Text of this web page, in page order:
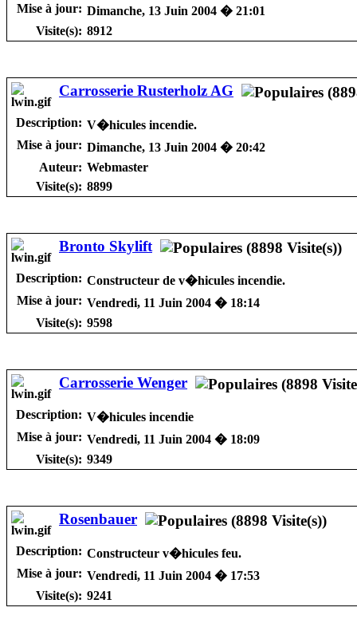
Mise à jour: Dimanche, 13 Juin 2004 � 21:01
Visite(s): 8912
Carrosserie Rusterholz AG
Description: V�hicules incendie.
Mise à jour: Dimanche, 13 Juin 2004 � 20:42
Auteur: Webmaster
Visite(s): 8899
Bronto Skylift
Description: Constructeur de v�hicules incendie.
Mise à jour: Vendredi, 11 Juin 2004 � 18:14
Visite(s): 9598
Carrosserie Wenger
Description: V�hicules incendie
Mise à jour: Vendredi, 11 Juin 2004 � 18:09
Visite(s): 9349
Rosenbauer
Description: Constructeur v�hicules feu.
Mise à jour: Vendredi, 11 Juin 2004 � 17:53
Visite(s): 9241